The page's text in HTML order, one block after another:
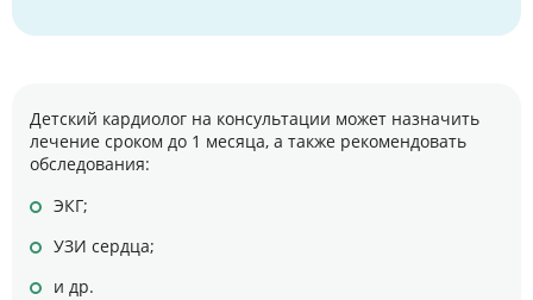
Детский кардиолог на консультации может назначить
лечение сроком до 1 месяца, а также рекомендовать
обследования:
ЭКГ;
УЗИ сердца;
и др.